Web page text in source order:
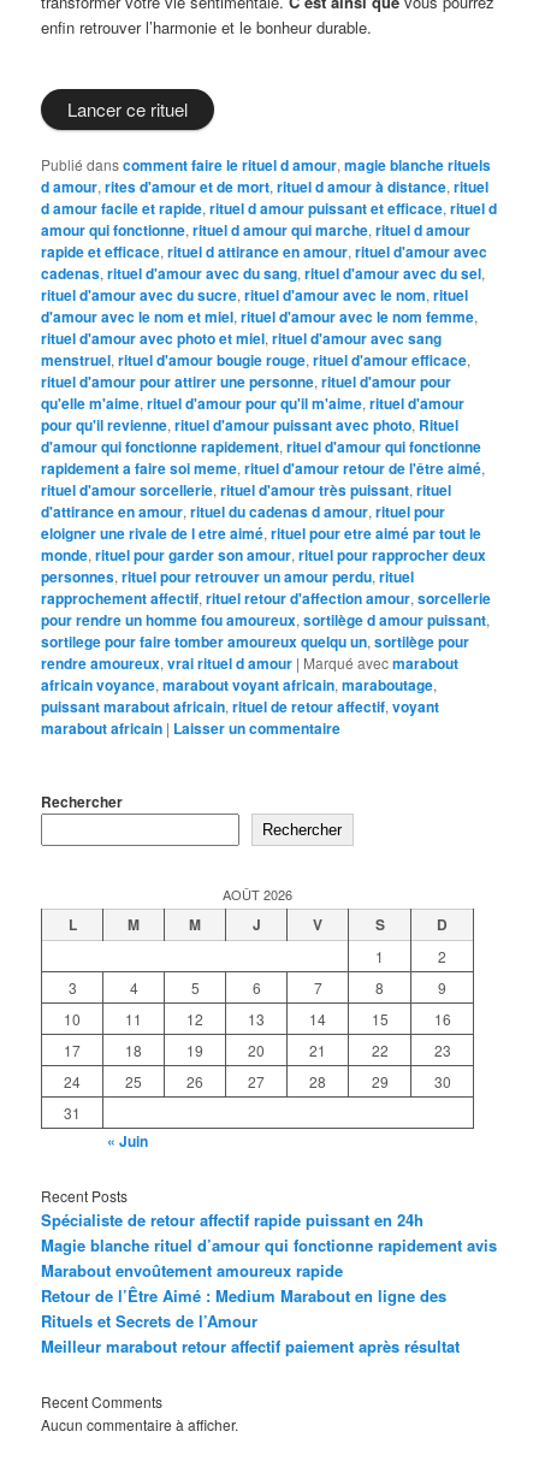
enfin retrouver l’harmonie et le bonheur durable.
Lancer ce rituel
Publié danscomment faire le rituel d amour,magie blanche rituels
d amour,rites d'amour et de mort,rituel d amour à distance,rituel
d amour facile et rapide,rituel d amour puissant et efficace,rituel d
amour qui fonctionne,rituel d amour qui marche,rituel d amour
rapide et efficace,rituel d attirance en amour,rituel d'amour avec
cadenas,rituel d'amour avec du sang,rituel d'amour avec du sel,
rituel d'amour avec du sucre,rituel d'amour avec le nom,rituel
d'amour avec le nom et miel,rituel d'amour avec le nom femme,
rituel d'amour avec photo et miel,rituel d'amour avec sang
menstruel,rituel d'amour bougie rouge,rituel d'amour efficace,
rituel d'amour pour attirer une personne,rituel d'amour pour
qu'elle m'aime,rituel d'amour pour qu'il m'aime,rituel d'amour
pour qu'il revienne,rituel d'amour puissant avec photo, Rituel
d'amour qui fonctionne rapidement,rituel d'amour qui fonctionne
rapidement a faire soi meme,rituel d'amour retour de l'être aimé,
rituel d'amour sorcellerie,rituel d'amour très puissant,rituel
d'attirance en amour,rituel du cadenas d amour,rituel pour
eloigner une rivale de l etre aimé,rituel pour etre aimé par tout le
monde,rituel pour garder son amour,rituel pour rapprocher deux
personnes,rituel pour retrouver un amour perdu,rituel
rapprochement affectif,rituel retour d'affection amour,sorcellerie
pour rendre un homme fou amoureux,sortilège d amour puissant,
sortilege pour faire tomber amoureux quelqu un,sortilège pour
rendre amoureux,vrai rituel d amour | Marqué avecmarabout
africain voyance,marabout voyant africain,maraboutage,
puissant marabout africain,rituel de retour affectif,voyant
marabout africain | Laisser un commentaire
Rechercher
Rechercher
AOÛT 2026
L M M J V S D
1
2
3
4 5 6 7 8
9
10
11 12 13 14 15
16
17
18 19 20 21 22
23
24
25 26 27 28 29
30
31
« Juin
Recent Posts
Spécialiste de retour affectif rapide puissant en 24h
Magie blanche rituel d’amour qui fonctionne rapidement avis
Marabout envoûtement amoureux rapide
Retour de l’Être Aimé : Medium Marabout en ligne des
Rituels et Secrets de l’Amour
Meilleur marabout retour affectif paiement après résultat
Recent Comments
Aucun commentaire à afficher.